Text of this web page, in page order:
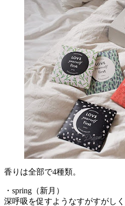
香りは全部で4種類。
・spring（新月）
深呼吸を促すようなすがすがし